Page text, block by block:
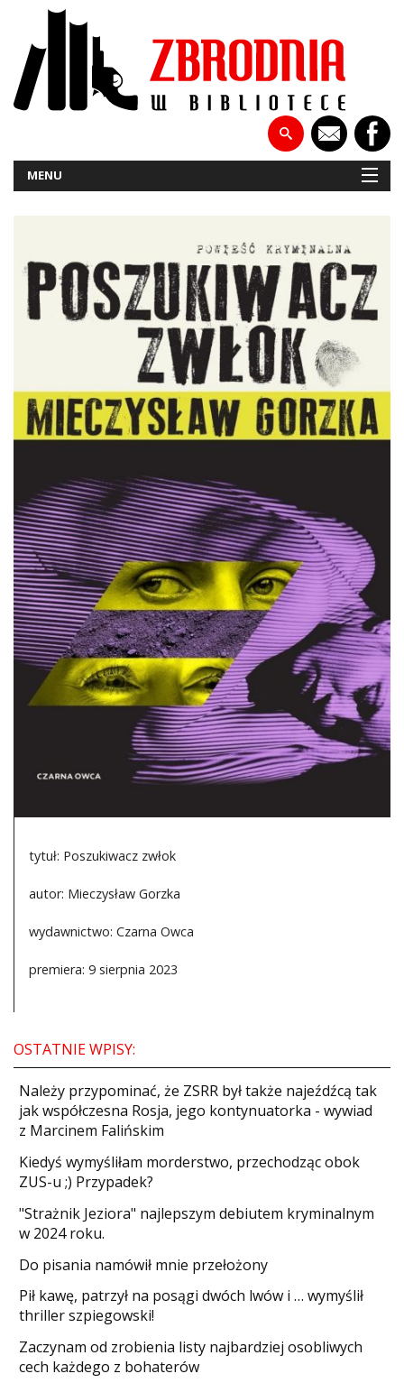
MENU
NOWOŚCI
PATRONATY
DO CZYTANIA
KONTAKT
tytuł: Poszukiwacz zwłok
autor: Mieczysław Gorzka
wydawnictwo: Czarna Owca
premiera: 9 sierpnia 2023
OSTATNIE WPISY:
Należy przypominać, że ZSRR był także najeźdźcą tak
jak współczesna Rosja, jego kontynuatorka - wywiad
z Marcinem Falińskim
Kiedyś wymyśliłam morderstwo, przechodząc obok
ZUS-u ;) Przypadek?
"Strażnik Jeziora" najlepszym debiutem kryminalnym
w 2024 roku.
Do pisania namówił mnie przełożony
​Pił kawę, patrzył na posągi dwóch lwów i … wymyślił
thriller szpiegowski!
Zaczynam od zrobienia listy najbardziej osobliwych
cech każdego z bohaterów